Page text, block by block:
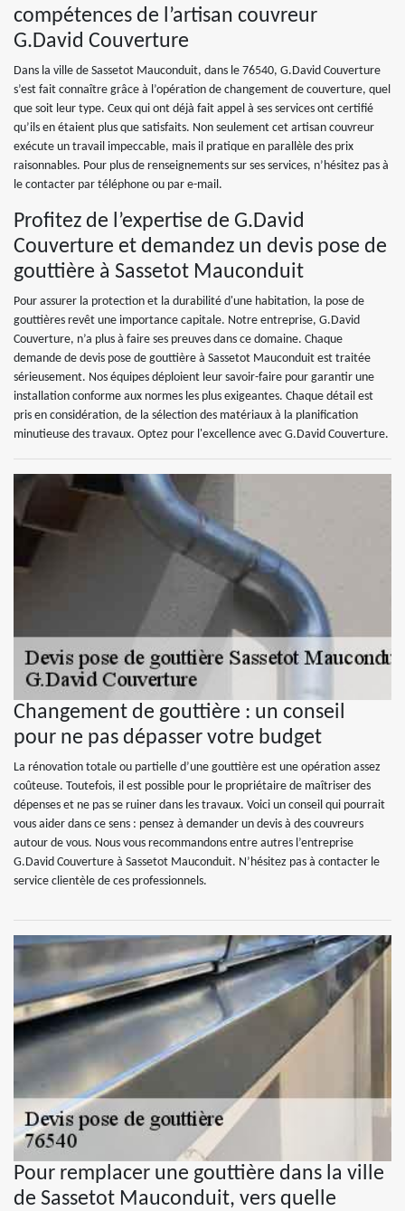
compétences de l’artisan couvreur
G.David Couverture
Dans la ville de Sassetot Mauconduit, dans le 76540, G.David Couverture
s’est fait connaître grâce à l’opération de changement de couverture, quel
que soit leur type. Ceux qui ont déjà fait appel à ses services ont certifié
qu’ils en étaient plus que satisfaits. Non seulement cet artisan couvreur
exécute un travail impeccable, mais il pratique en parallèle des prix
raisonnables. Pour plus de renseignements sur ses services, n’hésitez pas à
le contacter par téléphone ou par e-mail.
Profitez de l’expertise de G.David
Couverture et demandez un devis pose de
gouttière à Sassetot Mauconduit
Pour assurer la protection et la durabilité d'une habitation, la pose de
gouttières revêt une importance capitale. Notre entreprise, G.David
Couverture, n’a plus à faire ses preuves dans ce domaine. Chaque
demande de devis pose de gouttière à Sassetot Mauconduit est traitée
sérieusement. Nos équipes déploient leur savoir-faire pour garantir une
installation conforme aux normes les plus exigeantes. Chaque détail est
pris en considération, de la sélection des matériaux à la planification
minutieuse des travaux. Optez pour l'excellence avec G.David Couverture.
Changement de gouttière : un conseil
pour ne pas dépasser votre budget
La rénovation totale ou partielle d’une gouttière est une opération assez
coûteuse. Toutefois, il est possible pour le propriétaire de maîtriser des
dépenses et ne pas se ruiner dans les travaux. Voici un conseil qui pourrait
vous aider dans ce sens : pensez à demander un devis à des couvreurs
autour de vous. Nous vous recommandons entre autres l’entreprise
G.David Couverture à Sassetot Mauconduit. N’hésitez pas à contacter le
service clientèle de ces professionnels.
Pour remplacer une gouttière dans la ville
de Sassetot Mauconduit, vers quelle